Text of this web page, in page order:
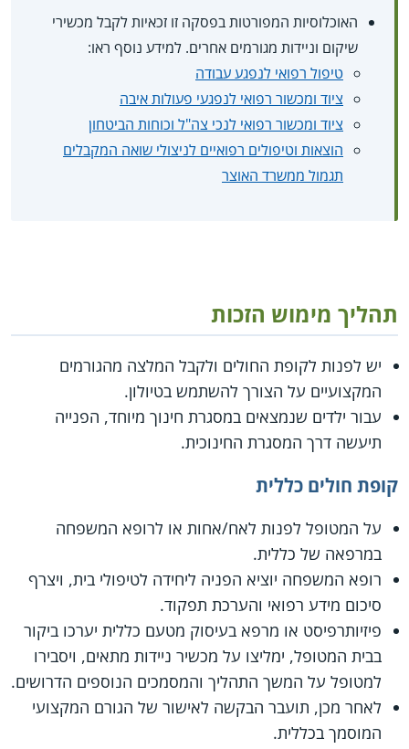
האוכלוסיות המפורטות בפסקה זו זכאיות לקבל מכשירי
שיקום וניידות מגורמים אחרים. למידע נוסף ראו:
טיפול רפואי לנפגע עבודה
ציוד ומכשור רפואי לנפגעי פעולות איבה
ציוד ומכשור רפואי לנכי צה"ל וכוחות הביטחון
הוצאות וטיפולים רפואיים לניצולי שואה המקבלים
תגמול ממשרד האוצר
תהליך מימוש הזכות
יש לפנות לקופת החולים ולקבל המלצה מהגורמים
המקצועיים על הצורך להשתמש בטיולון.
עבור ילדים שנמצאים במסגרת חינוך מיוחד, הפנייה
תיעשה דרך המסגרת החינוכית.
קופת חולים כללית
על המטופל לפנות לאח/אחות או לרופא המשפחה
במרפאה של כללית.
רופא המשפחה יוציא הפניה ליחידה לטיפולי בית, ויצרף
סיכום מידע רפואי והערכת תפקוד.
פיזיותרפיסט או מרפא בעיסוק מטעם כללית יערכו ביקור
בבית המטופל, ימליצו על מכשיר ניידות מתאים, ויסבירו
למטופל על המשך התהליך והמסמכים הנוספים הדרושים.
לאחר מכן, תועבר הבקשה לאישור של הגורם המקצועי
המוסמך בכללית.